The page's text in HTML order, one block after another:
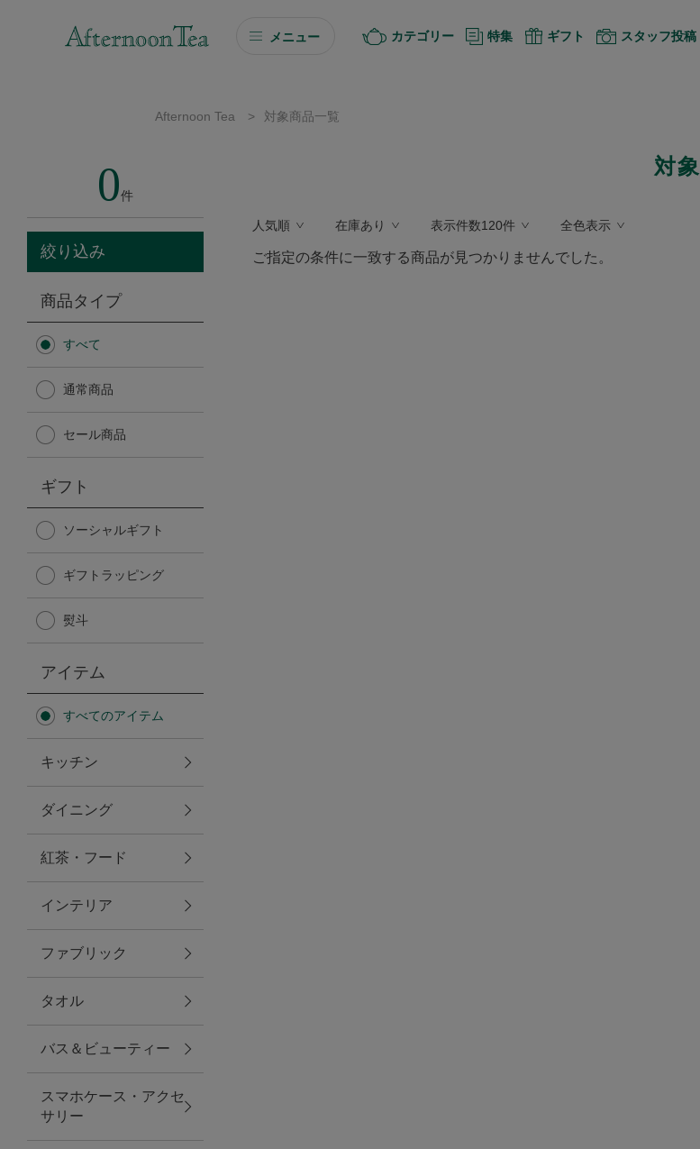
メニュー
ソーシャルギフト
カタログギフト
Afternoon Tea TEAROOM
Afternoon Tea TEAROOM
日傘
保冷バッグ
無重力シリーズ
トラベルグッズ
ランチ
バッグ
キッチン・ダイニング
ダイニング
キッチン
カテゴリー 特集 ギフト スタッフ投稿
Afternoon Tea > 対象商品一覧
0件
絞り込み
商品タイプ
すべて
通常商品
セール商品
ギフト
ソーシャルギフト
ギフトラッピング
熨斗
アイテム
すべてのアイテム
キッチン
ダイニング
紅茶・フード
インテリア
ファブリック
タオル
バス＆ビューティー
スマホケース・アクセ
サリー
対
人気順 在庫あり 表示件数120件 全色表示
ご指定の条件に一致する商品が見つかりませんでした。